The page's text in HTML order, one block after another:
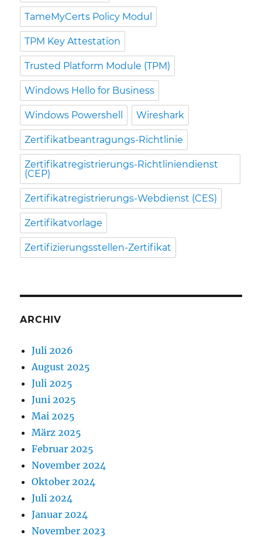
TameMyCerts Policy Modul
TPM Key Attestation
Trusted Platform Module (TPM)
Windows Hello for Business
Windows Powershell Wireshark
Zertifikatbeantragungs-Richtlinie
Zertifikatregistrierungs-Richtliniendienst
(CEP)
Zertifikatregistrierungs-Webdienst (CES)
Zertifikatvorlage
Zertifizierungsstellen-Zertifikat
ARCHIV
Juli 2026
August 2025
Juli 2025
Juni 2025
Mai 2025
März 2025
Februar 2025
November 2024
Oktober 2024
Juli 2024
Januar 2024
November 2023